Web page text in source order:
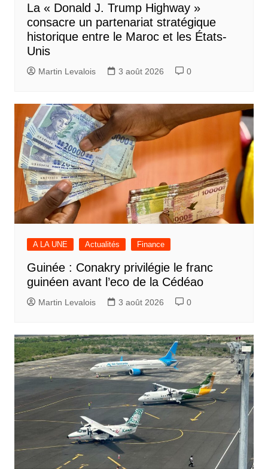
La « Donald J. Trump Highway »
consacre un partenariat stratégique
historique entre le Maroc et les États-
Unis
Martin Levalois 3 août 2026 0
A LA UNE Actualités Finance
Guinée : Conakry privilégie le franc
guinéen avant l’eco de la Cédéao
Martin Levalois 3 août 2026 0